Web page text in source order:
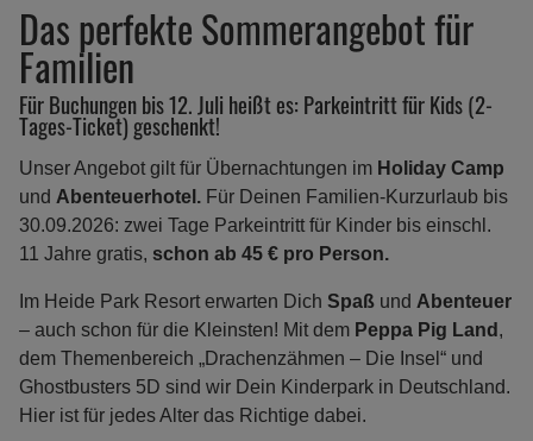
Das perfekte Sommerangebot für
Familien
Für Buchungen bis 12. Juli heißt es: Parkeintritt für Kids (2-
Tages-Ticket) geschenkt!
Unser Angebot gilt für Übernachtungen im Holiday Camp
und Abenteuerhotel. Für Deinen Familien-Kurzurlaub bis
30.09.2026: zwei Tage Parkeintritt für Kinder bis einschl.
11 Jahre gratis, schon ab 45 € pro Person.
Im Heide Park Resort erwarten Dich Spaß und Abenteuer
– auch schon für die Kleinsten! Mit dem Peppa Pig Land ,
dem Themenbereich „Drachenzähmen – Die Insel“ und
Ghostbusters 5D sind wir Dein Kinderpark in Deutschland.
Hier ist für jedes Alter das Richtige dabei.